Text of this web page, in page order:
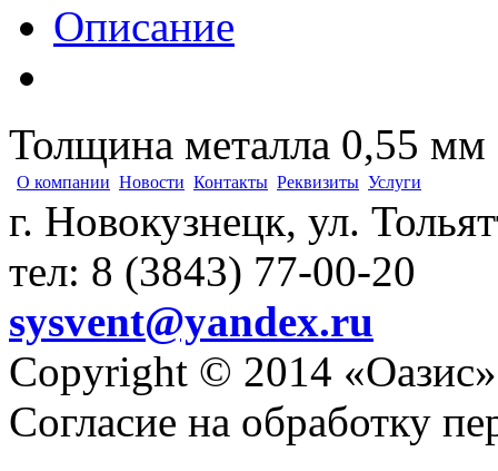
Описание
Толщина металла 0,55 мм
О компании Новости Контакты Реквизиты Услуги
г. Новокузнецк, ул.
тел: 8 (3843) 77-00-20
sysvent@yandex.ru
Copyright © 2014 «Оазис»
Согласие на обработку